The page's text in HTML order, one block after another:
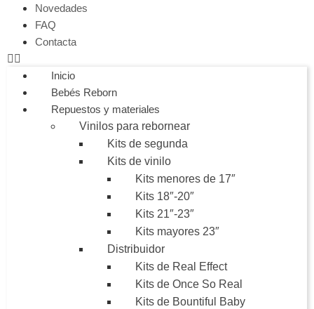
Novedades
FAQ
Contacta
Inicio
Bebés Reborn
Repuestos y materiales
Vinilos para rebornear
Kits de segunda
Kits de vinilo
Kits menores de 17″
Kits 18″-20″
Kits 21″-23″
Kits mayores 23″
Distribuidor
Kits de Real Effect
Kits de Once So Real
Kits de Bountiful Baby